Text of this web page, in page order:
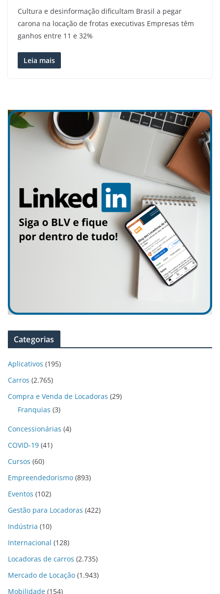
Cultura e desinformação dificultam Brasil a pegar
carona na locação de frotas executivas Empresas têm
ganhos entre 11 e 32%
Leia mais
Categorias
Aplicativos (195)
Carros (2.765)
Compra e Venda de Locadoras (29)
Franquias (3)
Concessionárias (4)
COVID-19 (41)
Cursos (60)
Empreendedorismo (893)
Eventos (102)
Gestão para Locadoras (422)
Indústria (10)
Internacional (128)
Locadoras de carros (2.735)
Mercado de Locação (1.943)
Mobilidade (154)